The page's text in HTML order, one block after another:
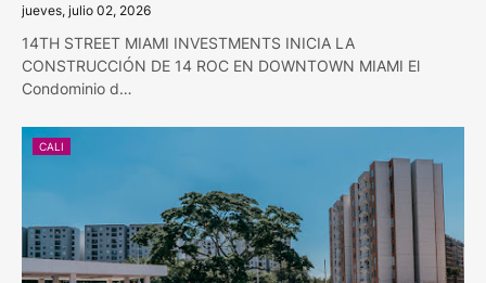
jueves, julio 02, 2026
14TH STREET MIAMI INVESTMENTS INICIA LA
CONSTRUCCIÓN DE 14 ROC EN DOWNTOWN MIAMI El
Condominio d…
CALI